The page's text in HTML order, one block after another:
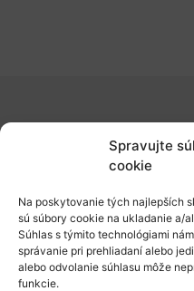
Spravujte
cookie
Na poskytovanie tých najlepších
sú súbory cookie na ukladanie a/
Súhlas s týmito technológiami
správanie pri prehliadaní alebo
alebo odvolanie súhlasu môže
funkcie.